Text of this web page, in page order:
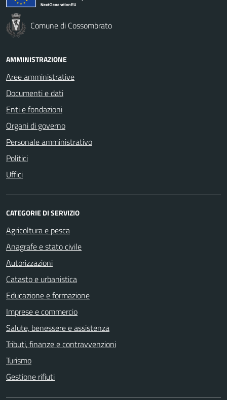
Comune di Cossombrato
AMMINISTRAZIONE
Aree amministrative
Documenti e dati
Enti e fondazioni
Organi di governo
Personale amministrativo
Politici
Uffici
CATEGORIE DI SERVIZIO
Agricoltura e pesca
Anagrafe e stato civile
Autorizzazioni
Catasto e urbanistica
Educazione e formazione
Imprese e commercio
Salute, benessere e assistenza
Tributi, finanze e contravvenzioni
Turismo
Gestione rifiuti